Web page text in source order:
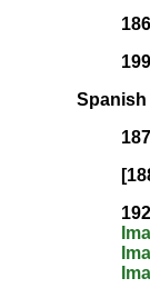
Spanish